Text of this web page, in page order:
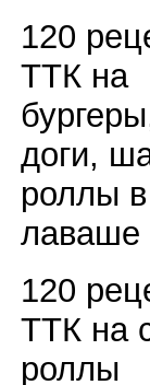
120
ТТК на
доги,
роллы в
лаваше
120
ТТК на
роллы